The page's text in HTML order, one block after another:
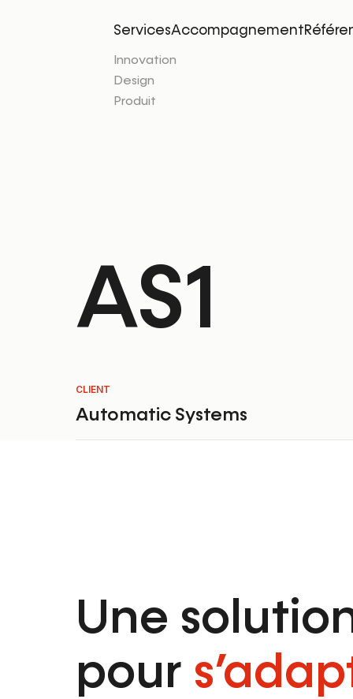
Services
Innovation
Design
Produit
Accompagnement
AS1
CLIENT
Automatic Systems
Une
pour